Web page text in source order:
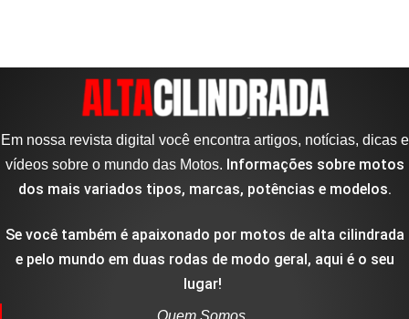
Em nossa revista digital você encontra artigos, notícias, dicas e
vídeos sobre o mundo das Motos. Informações sobre motos
dos mais variados tipos, marcas, potências e modelos.
Se você também é apaixonado por motos de alta cilindrada
e pelo mundo em duas rodas de modo geral, aqui é o seu
lugar!
Quem Somos